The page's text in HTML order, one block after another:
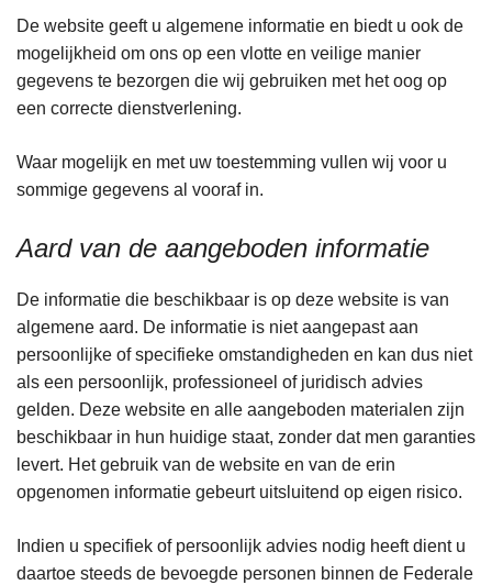
De website geeft u algemene informatie en biedt u ook de
mogelijkheid om ons op een vlotte en veilige manier
gegevens te bezorgen die wij gebruiken met het oog op
een correcte dienstverlening.
Waar mogelijk en met uw toestemming vullen wij voor u
sommige gegevens al vooraf in.
Aard van de aangeboden informatie
De informatie die beschikbaar is op deze website is van
algemene aard. De informatie is niet aangepast aan
persoonlijke of specifieke omstandigheden en kan dus niet
als een persoonlijk, professioneel of juridisch advies
gelden. Deze website en alle aangeboden materialen zijn
beschikbaar in hun huidige staat, zonder dat men garanties
levert. Het gebruik van de website en van de erin
opgenomen informatie gebeurt uitsluitend op eigen risico.
Indien u specifiek of persoonlijk advies nodig heeft dient u
daartoe steeds de bevoegde personen binnen de Federale